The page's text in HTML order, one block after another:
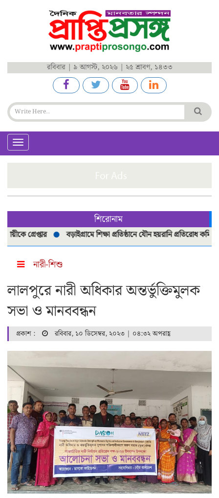
রবিবার | ৯ আগস্ট, ২০২৬ | ২৫ শ্রাবণ, ১৪৩৩
Toggle
navigation
শিরোনাম
বড়াইগ্রামে শিক্ষা প্রতিষ্ঠানে যৌন হয়রানি প্রতিরোধ কমিটি
নারী-শিশু
লালপুরে নারী অধিকার অন্তর্ভুক্তিমুলক
সভা ও মানববন্ধন
প্রকাশ : রবিবার, ১০ ডিসেম্বর, ২০২৩ | ০৪:৩২ অপরাহ্ণ